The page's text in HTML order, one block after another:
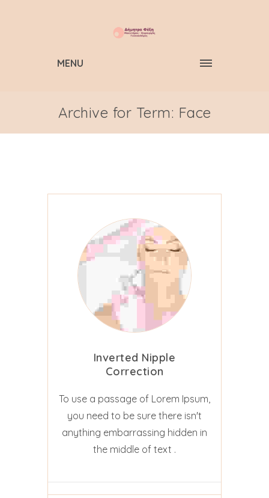
MENU
Archive for Term: Face
Inverted Nipple
Correction
To use a passage of Lorem Ipsum,
you need to be sure there isn't
anything embarrassing hidden in
the middle of text .